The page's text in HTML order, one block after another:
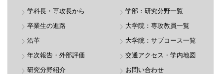
学科長・専攻長から
卒業生の進路
沿革
年次報告・外部評価
研究分野紹介
学部：研究分野一覧
大学院：専攻教員一覧
大学院：サブコース一覧
交通アクセス・学内地図
お問い合わせ